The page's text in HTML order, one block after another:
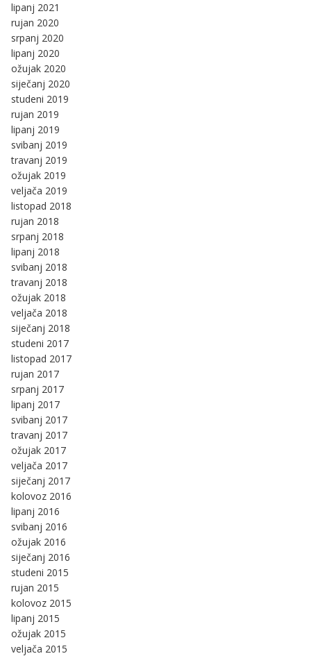
lipanj 2021
rujan 2020
srpanj 2020
lipanj 2020
ožujak 2020
siječanj 2020
studeni 2019
rujan 2019
lipanj 2019
svibanj 2019
travanj 2019
ožujak 2019
veljača 2019
listopad 2018
rujan 2018
srpanj 2018
lipanj 2018
svibanj 2018
travanj 2018
ožujak 2018
veljača 2018
siječanj 2018
studeni 2017
listopad 2017
rujan 2017
srpanj 2017
lipanj 2017
svibanj 2017
travanj 2017
ožujak 2017
veljača 2017
siječanj 2017
kolovoz 2016
lipanj 2016
svibanj 2016
ožujak 2016
siječanj 2016
studeni 2015
rujan 2015
kolovoz 2015
lipanj 2015
ožujak 2015
veljača 2015